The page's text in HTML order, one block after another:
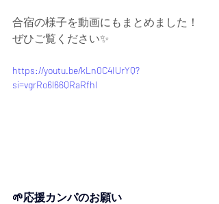
合宿の様子を動画にもまとめました！
ぜひご覧ください✨
https://youtu.be/kLn0C4IUrYQ?
si=vgrRo6l66QRaRfhI
🌱応援カンパのお願い